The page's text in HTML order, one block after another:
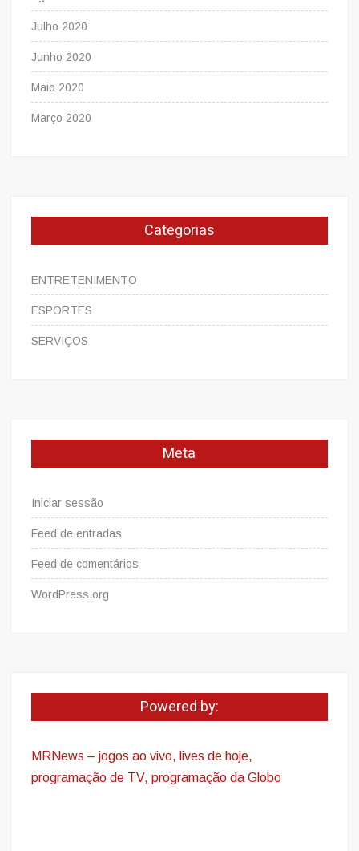
Julho 2020
Junho 2020
Maio 2020
Março 2020
Categorias
ENTRETENIMENTO
ESPORTES
SERVIÇOS
Meta
Iniciar sessão
Feed de entradas
Feed de comentários
WordPress.org
Powered by:
MRNews – jogos ao vivo, lives de hoje,
programação de TV, programação da Globo